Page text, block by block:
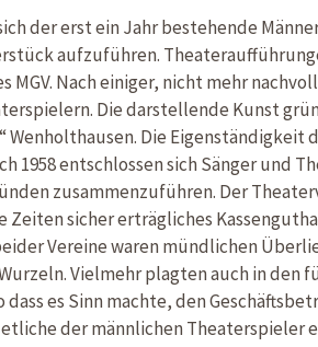
der erst ein Jahr bestehende
aufzuführen.
MGV. Nach einiger, nicht mehr
Die darstellende Kunst
Die Eigenständigkeit
1958 entschlossen sich Sänger und
zusammenzuführen. Der
sicher erträgliches
Vereine waren mündlichen
Vielmehr plagten auch in den
dass es Sinn machte, den
der männlichen Theaterspieler